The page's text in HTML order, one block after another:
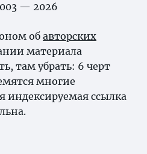
— 2026
об авторских
материала
там убрать: 6 черт
многие
индексируемая ссылка